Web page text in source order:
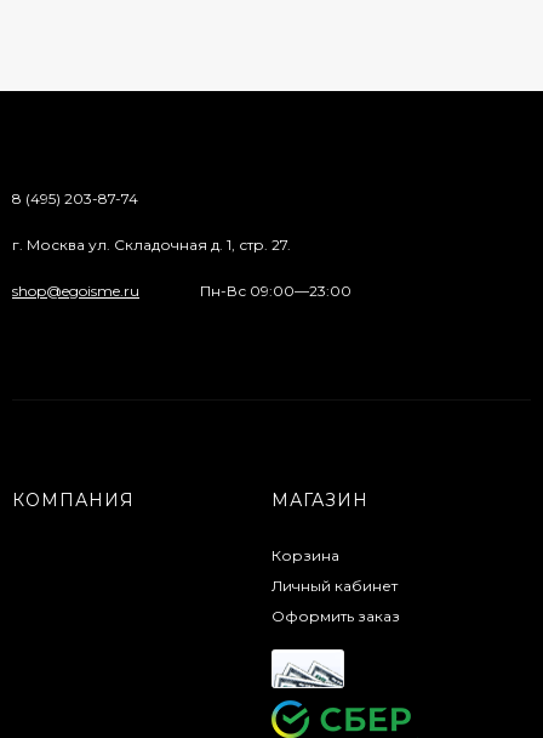
8 (495) 203-87-74
г. Москва ул. Складочная д. 1, стр. 27.
shop@egoisme.ru Пн-Вс 09:00—23:00
КОМПАНИЯ МАГАЗИН
Корзина
Личный кабинет
Оформить заказ